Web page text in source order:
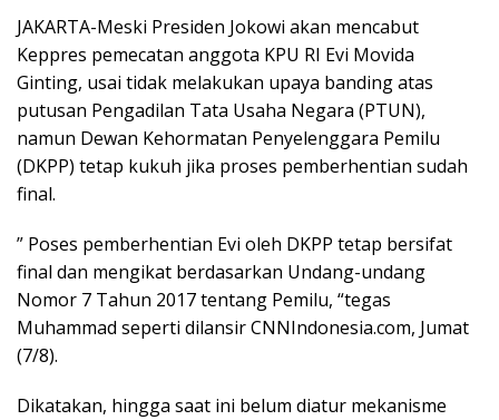
JAKARTA-Meski Presiden Jokowi akan mencabut
Keppres pemecatan anggota KPU RI Evi Movida
Ginting, usai tidak melakukan upaya banding atas
putusan Pengadilan Tata Usaha Negara (PTUN),
namun Dewan Kehormatan Penyelenggara Pemilu
(DKPP) tetap kukuh jika proses pemberhentian sudah
final.
” Poses pemberhentian Evi oleh DKPP tetap bersifat
final dan mengikat berdasarkan Undang-undang
Nomor 7 Tahun 2017 tentang Pemilu, “tegas
Muhammad seperti dilansir CNNIndonesia.com, Jumat
(7/8).
Dikatakan, hingga saat ini belum diatur mekanisme